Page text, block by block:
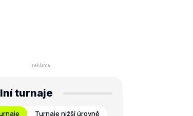
turnaje
Turnaje nižší úrovně